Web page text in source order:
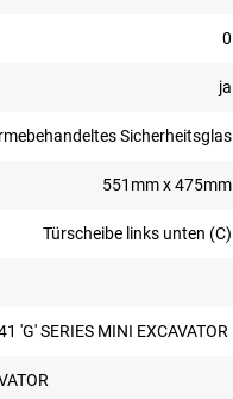
0
ja
Sicherheitsglas
551mm x 475mm
Türscheibe links unten (C)
SERIES MINI EXCAVATOR